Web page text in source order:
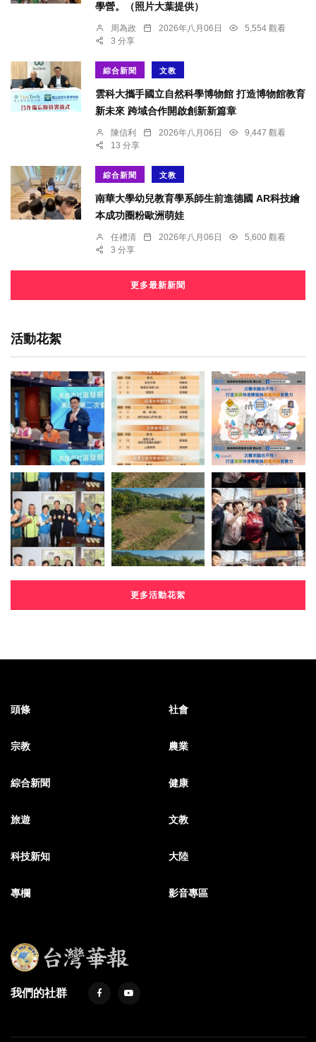
學營。（照片大葉提供）
周為政 2026年八月06日
5,554 觀看
3 分享
綜合新聞 文教
雲科大攜手國立自然科學博物館 打造博物館教育
新未來 跨域合作開啟創新新篇章
陳信利 2026年八月06日
9,447 觀看
13 分享
綜合新聞 文教
南華大學幼兒教育學系師生前進德國 AR科技繪
本成功圈粉歐洲萌娃
任禮清 2026年八月06日
5,600 觀看
3 分享
更多最新新聞
活動花絮
更多活動花絮
頭條 社會
宗教 農業
綜合新聞 健康
旅遊 文教
科技新知 大陸
專欄 影音專區
我們的社群